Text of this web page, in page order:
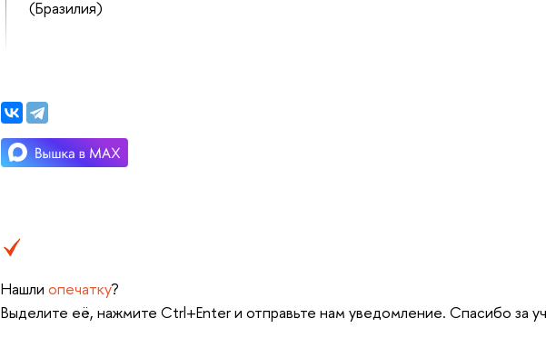
(Бразилия)
Нашли опечатку?
Выделите её, нажмите Ctrl+Enter и отправьте нам уведомление. Спасибо за